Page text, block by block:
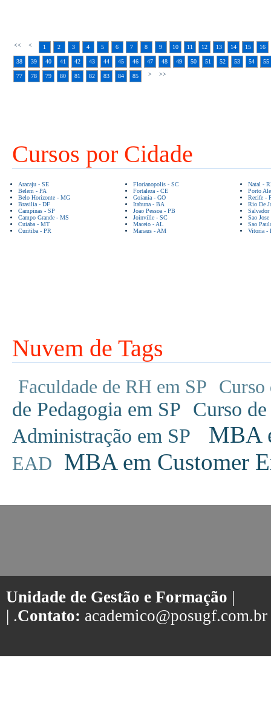
<< < 1 2 3 4 5 6 7 8 9 10 11 12 13 14 15 16
38 39 40 41 42 43 44 45 46 47 48 49 50 51 52 53 54 55
77 78 79 80 81 82 83 84 85 > >>
Cursos por Cidade
Aracaju - SE
Belem - PA
Belo Horizonte - MG
Brasilia - DF
Campinas - SP
Campo Grande - MS
Cuiaba - MT
Curitiba - PR
Florianopolis - SC
Fortaleza - CE
Goiania - GO
Itabuna - BA
Joao Pessoa - PB
Joinville - SC
Maceio - AL
Manaus - AM
Natal -
Porto
Recife -
Rio De
Sao
Sao
Vitoria -
Nuvem de Tags
Faculdade de RH em SP Curso
de Pedagogia em SP Curso
Administração em SP
MBA
EAD MBA em Customer
Unidade de Gestão e Formação |
| .Contato: academico@posugf.com.br